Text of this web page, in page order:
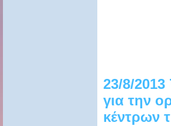
23/8/
για την
κέντρων